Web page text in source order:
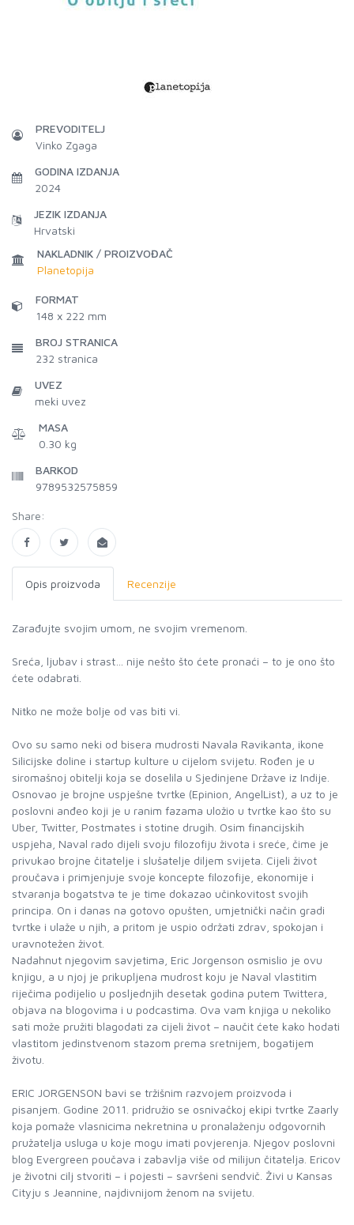
PREVODITELJ
Vinko Zgaga
GODINA IZDANJA
2024
JEZIK IZDANJA
Hrvatski
NAKLADNIK / PROIZVOĐAČ
Planetopija
FORMAT
148 x 222 mm
BROJ STRANICA
232 stranica
UVEZ
meki uvez
MASA
0.30 kg
BARKOD
9789532575859
Share:
Opis proizvoda Recenzije
Zarađujte svojim umom, ne svojim vremenom.
Sreća, ljubav i strast… nije nešto što ćete pronaći – to je ono što
ćete odabrati.
Nitko ne može bolje od vas biti vi.
Ovo su samo neki od bisera mudrosti Navala Ravikanta, ikone
Silicijske doline i startup kulture u cijelom svijetu. Rođen je u
siromašnoj obitelji koja se doselila u Sjedinjene Države iz Indije.
Osnovao je brojne uspješne tvrtke (Epinion, AngelList), a uz to je
poslovni anđeo koji je u ranim fazama uložio u tvrtke kao što su
Uber, Twitter, Postmates i stotine drugih. Osim financijskih
uspjeha, Naval rado dijeli svoju filozofiju života i sreće, čime je
privukao brojne čitatelje i slušatelje diljem svijeta. Cijeli život
proučava i primjenjuje svoje koncepte filozofije, ekonomije i
stvaranja bogatstva te je time dokazao učinkovitost svojih
principa. On i danas na gotovo opušten, umjetnički način gradi
tvrtke i ulaže u njih, a pritom je uspio održati zdrav, spokojan i
uravnotežen život.
Nadahnut njegovim savjetima, Eric Jorgenson osmislio je ovu
knjigu, a u njoj je prikupljena mudrost koju je Naval vlastitim
riječima podijelio u posljednjih desetak godina putem Twittera,
objava na blogovima i u podcastima. Ova vam knjiga u nekoliko
sati može pružiti blagodati za cijeli život – naučit ćete kako hodati
vlastitom jedinstvenom stazom prema sretnijem, bogatijem
životu.
ERIC JORGENSON bavi se tržišnim razvojem proizvoda i
pisanjem. Godine 2011. pridružio se osnivačkoj ekipi tvrtke Zaarly
koja pomaže vlasnicima nekretnina u pronalaženju odgovornih
pružatelja usluga u koje mogu imati povjerenja. Njegov poslovni
blog Evergreen poučava i zabavlja više od milijun čitatelja. Ericov
je životni cilj stvoriti – i pojesti – savršeni sendvič. Živi u Kansas
Cityju s Jeannine, najdivnijom ženom na svijetu.